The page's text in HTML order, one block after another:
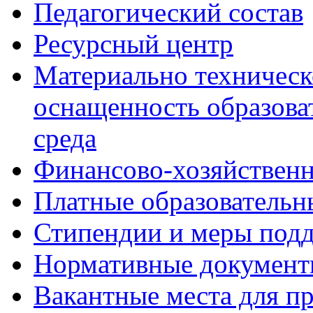
Педагогический состав
Ресурсный центр
Материально
оснащенность
среда
Финансово-
Платные
Стипендии и меры
Нормативные
Вакантные места для